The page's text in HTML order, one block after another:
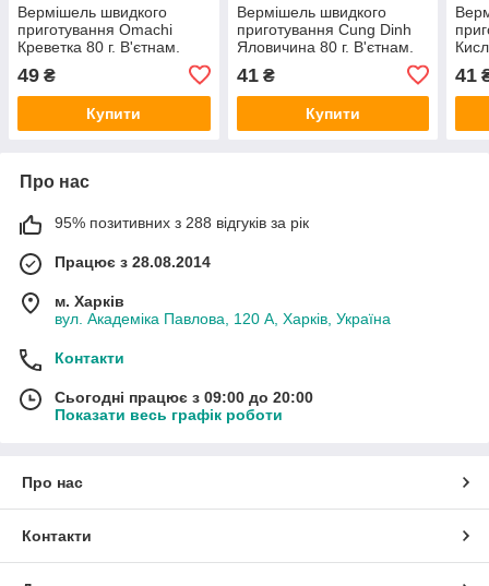
Вермішель швидкого
приготування Omachi
Креветка 80 г. В'єтнам.
49 ₴
Купити
Вермішель швидкого
приготування Cung Dinh
Яловичина 80 г. В'єтнам.
41₴
Купити
41
Про нас
95% позитивних з 288 відгуків за рік
Працює з 28.08.2014
м. Харків
вул. Академіка Павлова, 120 А, Харків, Україна
Контакти
Сьогодні працює з 09:00 до 20:00
Показати весь графік роботи
Про нас
Контакти